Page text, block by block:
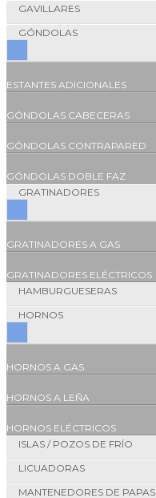
GAVILLARES
GÓNDOLAS
ESTANTES ADICIONALES
GÓNDOLAS CABECERAS
GÓNDOLAS CONTRAPARED
GÓNDOLAS DOBLE FAZ
GRATINADORES
GRATINADORES A GAS
GRATINADORES ELÉCTRICOS
HAMBURGUESERAS
HORNOS
HORNOS A GAS
HORNOS A LEÑA
HORNOS ELÉCTRICOS
ISLAS / POZOS DE FRÍO
LICUADORAS
MANTENEDORES DE PAPAS